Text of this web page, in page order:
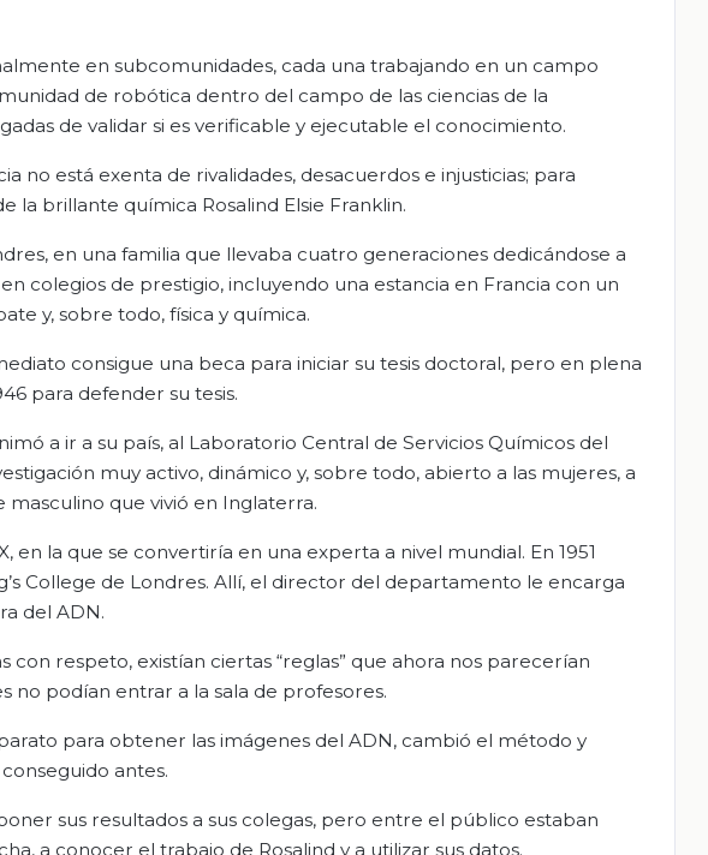
en subcomunidades, cada una trabajando en un campo
de robótica dentro del campo de las ciencias de la
de validar si es verificable y ejecutable el conocimiento.
no está exenta de rivalidades, desacuerdos e injusticias; para
la brillante química Rosalind Elsie Franklin.
en una familia que llevaba cuatro generaciones dedicándose a
colegios de prestigio, incluyendo una estancia en Francia con un
y, sobre todo, física y química.
consigue una beca para iniciar su tesis doctoral, pero en plena
para defender su tesis.
a ir a su país, al Laboratorio Central de Servicios Químicos del
muy activo, dinámico y, sobre todo, abierto a las mujeres, a
que vivió en Inglaterra.
en la que se convertiría en una experta a nivel mundial. En 1951
College de Londres. Allí, el director del departamento le encarga
del ADN.
respeto, existían ciertas “reglas” que ahora nos parecerían
no podían entrar a la sala de profesores.
para obtener las imágenes del ADN, cambió el método y
antes.
sus resultados a sus colegas, pero entre el público estaban
a conocer el trabajo de Rosalind y a utilizar sus datos.